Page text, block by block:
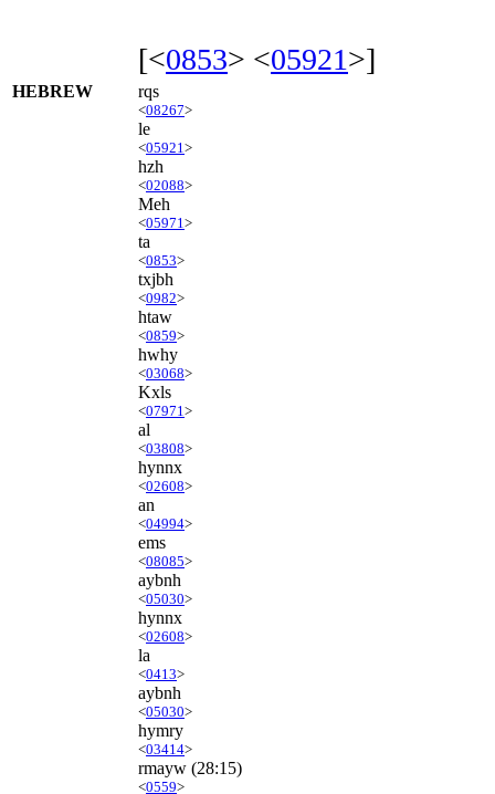
[<0853> <05921>]
HEBREW rqs
<08267>
le
<05921 >
hzh
<02088>
Meh
<05971 >
ta
<0853>
txjbh
<0982>
htaw
<0859>
hwhy
<03068>
Kxls
<07971 >
al
<03808>
hynnx
<02608>
an
<04994>
ems
<08085>
aybnh
<05030>
hynnx
<02608>
la
<0413>
aybnh
<05030>
hymry
<03414>
rmayw (28:15)
<0559>